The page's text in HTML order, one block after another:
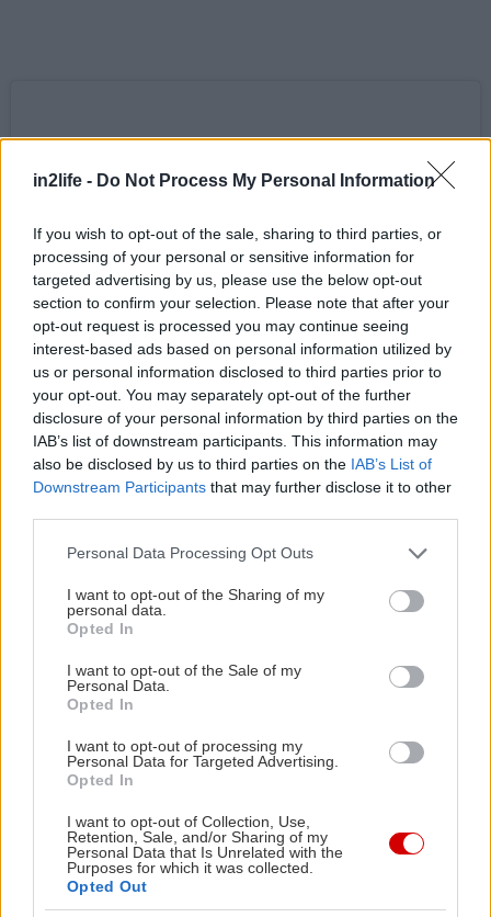
in2life - Do Not Process My Personal Information
If you wish to opt-out of the sale, sharing to third parties, or
processing of your personal or sensitive information for
targeted advertising by us, please use the below opt-out
section to confirm your selection. Please note that after your
opt-out request is processed you may continue seeing
interest-based ads based on personal information utilized by
us or personal information disclosed to third parties prior to
your opt-out. You may separately opt-out of the further
disclosure of your personal information by third parties on the
IAB’s list of downstream participants. This information may
also be disclosed by us to third parties on the IAB’s List of
Downstream Participants that may further disclose it to other
Please note that this website/app uses one or more Google
not limited to your visit or usage behaviour. You may click to
grant or deny consent to Google and its third-party tags to
use your data for below specified purposes in below Google
consent section.
Personal Data Processing Opt Outs
I want to opt-out of the Sharing of my
personal data.
Opted In
I want to opt-out of the Sale of my
Personal Data.
Opted In
I want to opt-out of processing my
Personal Data for Targeted Advertising.
Opted In
I want to opt-out of Collection, Use,
Retention, Sale, and/or Sharing of my
Personal Data that Is Unrelated with the
Purposes for which it was collected.
Opted Out
View this post on Instagram
A post shared by art coffee bar (@rota.art.coffee.bar)
Η πολυαγαπημένη μας Ρότα παραμένει ένα από
τα πιο όμορφα κρυμμένα μυστικά café του
μακριά από την πολύβουη πόλη, η Ροτα σε
υποδέχεται σε έναν χώρο που μοιάζει με
καλλιτεχνικό καταφύγιο, ενώ όταν καλοκαιριάζει
απλώνει τραπεζάκια στην κουκλίστικη αυλή της.
Μια βόλτα από τα μέρη της, αρκεί συνήθως για να
σου ξεκλειδώσει την καρδούλα και να την κάνεις
στέκι σου. Αν είσαι του καφέ τότε θα απολαύσεις
τα χαρμάνια του καταλόγου, αλλά αν πάλι